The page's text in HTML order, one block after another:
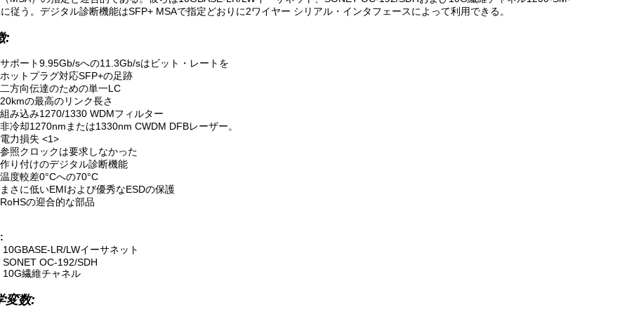
従う。デジタル診断機能はSFP+ MSAで指定どおりに2ワイヤー シリアル・インタフェースによって利用できる。
:
サポート9.95Gb/sへの11.3Gb/sはビット・レートを
ホットプラグ対応SFP+の足跡
二方向伝達のための単一LC
20kmの最高のリンク長さ
組み込み1270/1330 WDMフィルター
非冷却1270nmまたは1330nm CWDM DFBレーザー。
電力損失 <1>
参照クロックは要求しなかった
作り付けのデジタル診断機能
温度較差0°Cへの70°C
まさに低いEMIおよび優秀なESDの保護
RoHSの迎合的な部品
10GBASE-LR/LWイーサネット
SONET OC-192/SDH
10G繊維チャネル
変数: